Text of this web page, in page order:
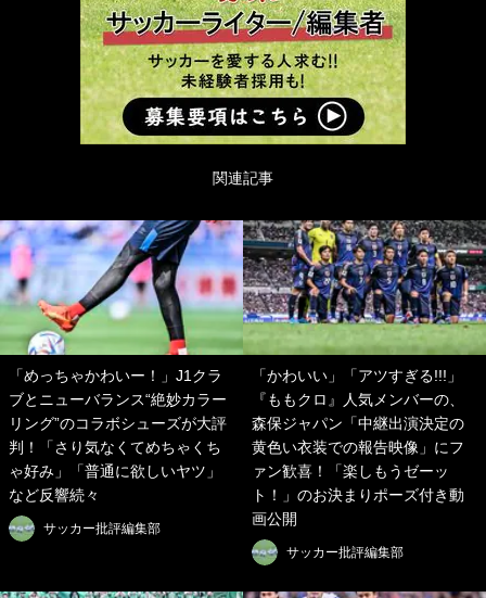
関連記事
「めっちゃかわいー！」J1クラ
ブとニューバランス“絶妙カラー
リング”のコラボシューズが大評
判！「さり気なくてめちゃくち
ゃ好み」「普通に欲しいヤツ」
など反響続々
サッカー批評編集部
「かわいい」「アツすぎる!!!」
『ももクロ』人気メンバーの、
森保ジャパン「中継出演決定の
黄色い衣装での報告映像」にフ
ァン歓喜！「楽しもうゼーッ
ト！」のお決まりポーズ付き動
画公開
サッカー批評編集部